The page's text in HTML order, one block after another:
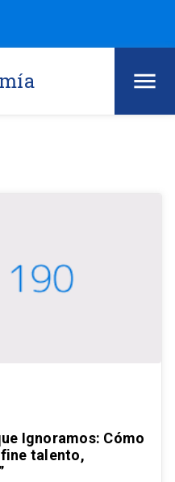
Ignoramos: Cómo
talento,